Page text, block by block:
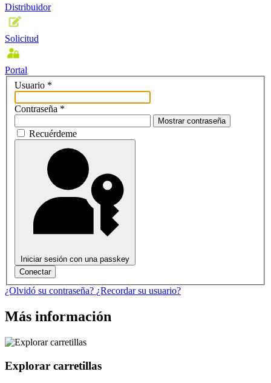
Distribuidor
Solicitud
Portal
Usuario *
Contraseña *
Mostrar contraseña
Recuérdeme
Iniciar sesión con una passkey
Conectar
¿Olvidó su contraseña? ¿Recordar su usuario?
Más información
Explorar carretillas